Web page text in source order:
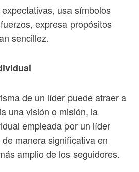
usa símbolos
expresa propósitos
sencillez.
de un líder puede atraer a
una visión o misión, la
empleada por un líder
manera significativa en
amplio de los seguidores.